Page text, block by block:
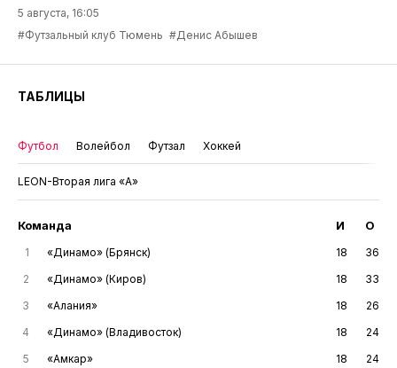
5 августа, 16:05
#Футзальный клуб Тюмень #Денис Абышев
ТАБЛИЦЫ
Футбол Волейбол Футзал Хоккей
LEON-Вторая лига «А»
Команда И О
1 «Динамо» (Брянск) 18
36
2
«Динамо» (Киров) 18
33
3
«Алания» 18
26
4
«Динамо» (Владивосток) 18
24
5
«Амкар» 18
24